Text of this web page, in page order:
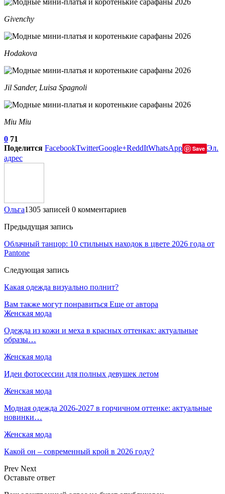
Givenchy
Hodakova
Jil Sander, Luisa Spagnoli
Miu Miu
0 71
Поделится FacebookTwitterGoogle+ReddItWhatsApp Save Эл.
адрес
Ольга1305 записей 0 комментариев
Предыдущая запись
Облачный танцор: 10 стильных находок в цвете 2026 года от
Pantone
Следующая запись
Какая одежда визуально полнит?
Вам также могут понравиться Еще от автора
Женская мода
Одежда из кожи и меха в красных оттенках: актуальные
образы…
Женская мода
Идеи фотосессии для полных девушек летом
Женская мода
Модная одежда 2026-2027 в горчичном оттенке: актуальные
новинки…
Женская мода
Какой он – современный крой в 2026 году?
Prev Next
Оставьте ответ